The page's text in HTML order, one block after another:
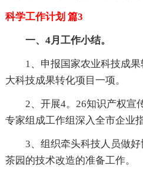
科学工作计划 篇3
一、4月工作小结。
1、申报国家农业科技成
大科技成果转化项目一项。
2、开展4。26知识产权宣
专家组成工作组深入全市企业
3、组织牵头科技人员做
茶园的技术改造的准备工作。